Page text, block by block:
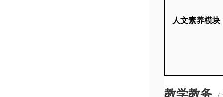
人文素养模块
教学教务